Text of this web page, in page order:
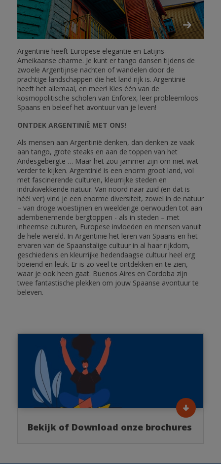
Argentinië heeft Europese elegantie en Latijns-
Ameikaanse charme. Je kunt er tango dansen tijdens de
zwoele Argentijnse nachten of wandelen door de
prachtige landschappen die het land rijk is. Argentinië
heeft het allemaal, en meer! Kies één van de
kosmopolitische scholen van Enforex, leer probleemloos
Spaans en beleef het avontuur van je leven!
ONTDEK ARGENTINIË MET ONS!
Als mensen aan Argentinië denken, dan denken ze vaak
aan tango, grote steaks en aan de toppen van het
Andesgebergte … Maar het zou jammer zijn om niet wat
verder te kijken. Argentinië is een enorm groot land, vol
met fascinerende culturen, kleurrijke steden en
indrukwekkende natuur. Van noord naar zuid (en dat is
héél ver) vind je een enorme diversiteit, zowel in de natuur
– van droge woestijnen en weelderige oerwouden tot aan
adembenemende bergtoppen - als in steden – met
inheemse culturen, Europese invloeden en mensen vanuit
de hele wereld. In Argentinië het leren van Spaans en het
ervaren van de Spaanstalige cultuur in al haar rijkdom,
geschiedenis en kleurrijke hedendaagse cultuur heel erg
boeiend en leuk. Er is zo veel te ontdekken en te zien,
waar je ook heen gaat. Buenos Aires en Cordoba zijn
twee fantastische plekken om jouw Spaanse avontuur te
beleven.
Bekijk of Download onze brochures